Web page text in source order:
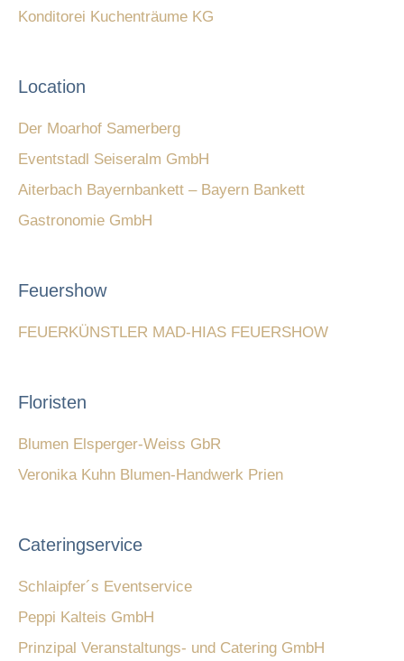
Konditorei Kuchenträume KG
Location
Der Moarhof Samerberg
Eventstadl Seiseralm GmbH
Aiterbach Bayernbankett – Bayern Bankett
Gastronomie GmbH
Feuershow
FEUERKÜNSTLER MAD-HIAS FEUERSHOW
Floristen
Blumen Elsperger-Weiss GbR
Veronika Kuhn Blumen-Handwerk Prien
Cateringservice
Schlaipfer´s Eventservice
Peppi Kalteis GmbH
Prinzipal Veranstaltungs- und Catering GmbH